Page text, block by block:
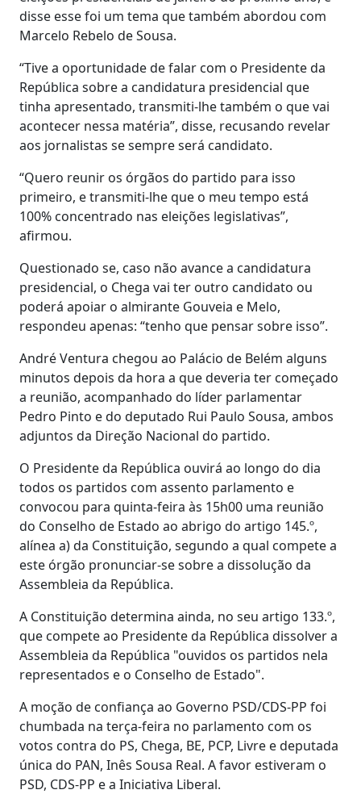
disse esse foi um tema que também abordou com
Marcelo Rebelo de Sousa.
“Tive a oportunidade de falar com o Presidente da
República sobre a candidatura presidencial que
tinha apresentado, transmiti-lhe também o que vai
acontecer nessa matéria”, disse, recusando revelar
aos jornalistas se sempre será candidato.
“Quero reunir os órgãos do partido para isso
primeiro, e transmiti-lhe que o meu tempo está
100% concentrado nas eleições legislativas”,
afirmou.
Questionado se, caso não avance a candidatura
presidencial, o Chega vai ter outro candidato ou
poderá apoiar o almirante Gouveia e Melo,
respondeu apenas: “tenho que pensar sobre isso”.
André Ventura chegou ao Palácio de Belém alguns
minutos depois da hora a que deveria ter começado
a reunião, acompanhado do líder parlamentar
Pedro Pinto e do deputado Rui Paulo Sousa, ambos
adjuntos da Direção Nacional do partido.
O Presidente da República ouvirá ao longo do dia
todos os partidos com assento parlamento e
convocou para quinta-feira às 15h00 uma reunião
do Conselho de Estado ao abrigo do artigo 145.º,
alínea a) da Constituição, segundo a qual compete a
este órgão pronunciar-se sobre a dissolução da
Assembleia da República.
A Constituição determina ainda, no seu artigo 133.º,
que compete ao Presidente da República dissolver a
Assembleia da República "ouvidos os partidos nela
representados e o Conselho de Estado".
A moção de confiança ao Governo PSD/CDS-PP foi
chumbada na terça-feira no parlamento com os
votos contra do PS, Chega, BE, PCP, Livre e deputada
única do PAN, Inês Sousa Real. A favor estiveram o
PSD, CDS-PP e a Iniciativa Liberal.